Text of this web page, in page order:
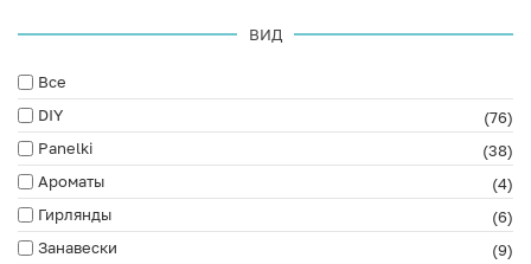
ВИД
Все
DIY
(76)
Panelki
(38)
Ароматы
(4)
Гирлянды
(6)
Занавески
(9)